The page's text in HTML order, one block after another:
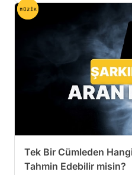
Tek Bir Cümleden
Tahmin Edebilir misin?